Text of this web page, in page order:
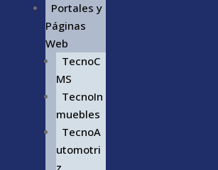
Portales y
Páginas
Web
TecnoC
MS
TecnoIn
muebles
TecnoA
utomotri